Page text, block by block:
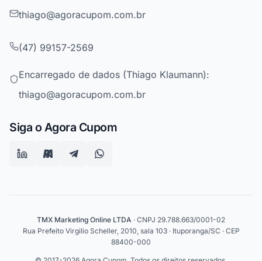
thiago@agoracupom.com.br
(47) 99157-2569
Encarregado de dados (Thiago Klaumann):
thiago@agoracupom.com.br
Siga o Agora Cupom
TMX Marketing Online LTDA · CNPJ 29.788.663/0001-02
Rua Prefeito Virgilio Scheller, 2010, sala 103 · Ituporanga/SC · CEP
88400-000